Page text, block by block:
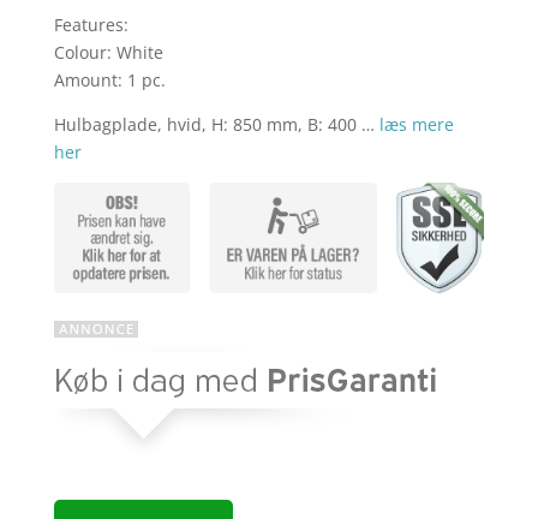
Features:
Colour: White
Amount: 1 pc.
Hulbagplade, hvid, H: 850 mm, B: 400 … læs mere
her